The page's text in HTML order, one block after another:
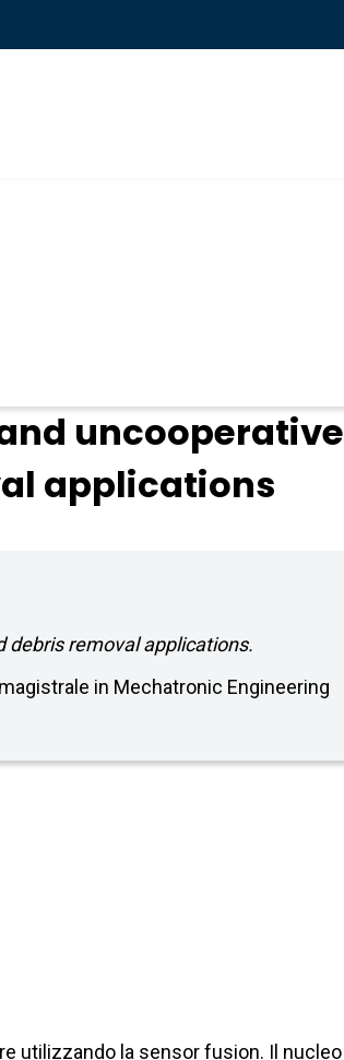
uncooperative
applications
debris removal applications.
in Mechatronic Engineering
utilizzando la sensor fusion. Il nucleo